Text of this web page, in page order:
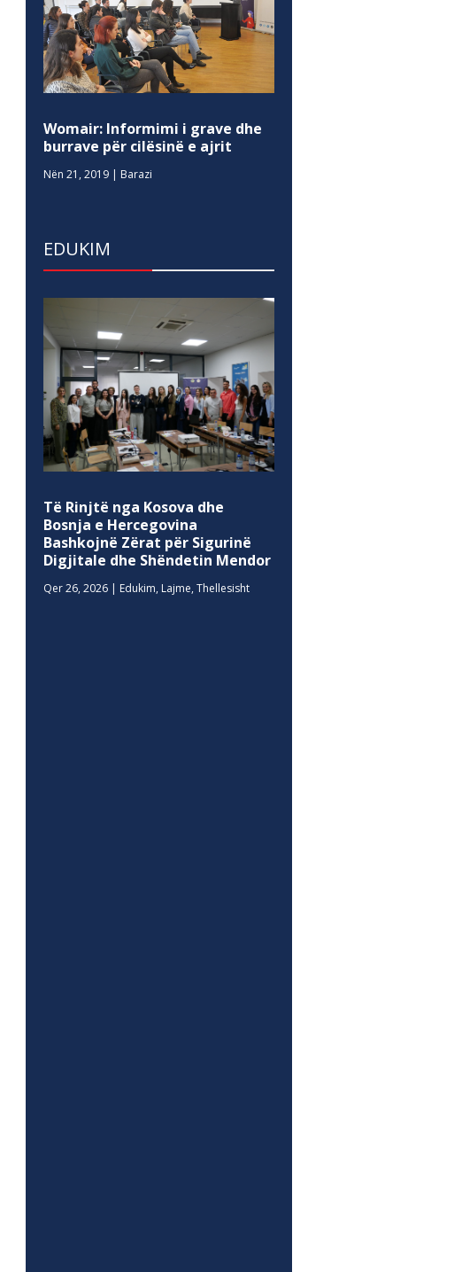
Womair: Informimi i grave dhe
burrave për cilësinë e ajrit
Nën 21, 2019 | Barazi
EDUKIM
Të Rinjtë nga Kosova dhe
Bosnja e Hercegovina
Bashkojnë Zërat për Sigurinë
Digjitale dhe Shëndetin Mendor
Qer 26, 2026 | Edukim, Lajme,Thellesisht